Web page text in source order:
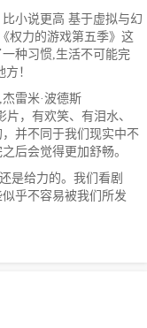
小说更高 基于虚拟与幻
权力的游戏第五季》这
种习惯,生活不可能完
！
雷米·波德斯
片，有欢笑、有泪水、
并不同于我们现实中不
后会觉得更加舒畅。
是给力的。我们看剧
乎不容易被我们所发